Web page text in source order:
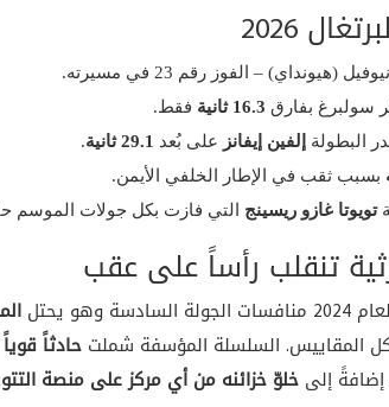
2026
(هيونداي) – الفوز رقم 23 في مسيرته.
سولبرغ بفارق 16.3 ثانية
فقط.
البطولة إلفين إيفانز على بُعد 29.1 ثانية
.
بسبب ثقب في الإطار الخلفي الأيمن.
تويوتا غازو ريسينج التي فازت بكل جولات الموسم
تنقلب رأساً على عقب
وهو يحتل
المقاييس. السلسلة المؤسفة شملت حادثاً
إضافةً إلى خلوّ خزائنه من أي مركز على منصة